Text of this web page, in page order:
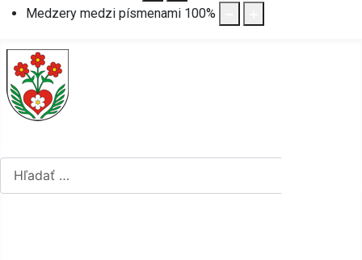
Medzery medzi písmenami 100%